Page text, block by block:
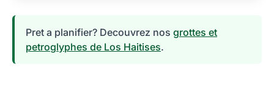
Pret a planifier? Decouvrez nos grottes et
petroglyphes de Los Haitises.